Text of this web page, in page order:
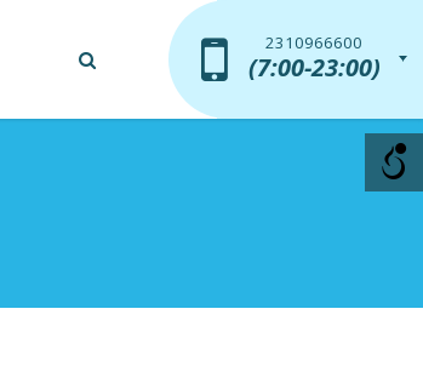
2310966600
(7:00-23:00)
2310966600
(7:00-23:00)